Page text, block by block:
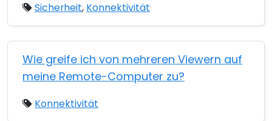
Sicherheit, Konnektivität
Wie greife ich von mehreren Viewern auf
meine Remote-Computer zu?
Konnektivität